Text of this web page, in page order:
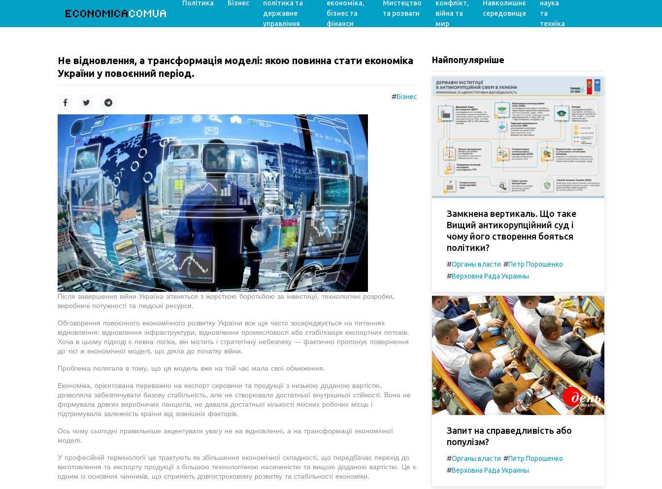
ECONOMICACOMUA
Політика Бізнес
політика та
державне
управління
економіка,
бізнес та
фінанси
Мистецтво
та розваги
конфлікт,
війна та
мир
Навколишнє
середовище
наука
та
техніка
Не відновлення, а трансформація моделі: якою повинна стати економіка
України у повоєнний період.
#Бізнес
Після завершення війни Україна зіткнеться з жорсткою боротьбою за інвестиції, технологічні розробки,
виробничі потужності та людські ресурси.
Обговорення повоєнного економічного розвитку України все ще часто зосереджується на питаннях
відновлення: відновлення інфраструктури, відновлення промисловості або стабілізація експортних потоків.
Хоча в цьому підході є певна логіка, він містить і стратегічну небезпеку — фактично пропонує повернення
до тієї ж економічної моделі, що діяла до початку війни.
Проблема полягала в тому, що ця модель вже на той час мала свої обмеження.
Економіка, орієнтована переважно на експорт сировини та продукції з низькою доданою вартістю,
дозволяла забезпечувати базову стабільність, але не створювала достатньої внутрішньої стійкості. Вона не
формувала довгих виробничих ланцюгів, не давала достатньої кількості якісних робочих місць і
підтримувала залежність країни від зовнішніх факторів.
Ось чому сьогодні правильніше акцентувати увагу не на відновленні, а на трансформації економічної
моделі.
У професійній термінології це трактують як збільшення економічної складності, що передбачає перехід до
виготовлення та експорту продукції з більшою технологічною насиченістю та вищою доданою вартістю. Це є
одним із основних чинників, що сприяють довгостроковому розвитку та стабільності економіки.
Найпопулярніше
Замкнена вертикаль. Що таке
Вищий антикорупційний суд і
чому його створення бояться
політики?
#Органы власти #Петр Порошенко
#Верховна Рада Украины
Запит на справедливість або
популізм?
#Органы власти #Петр Порошенко
#Верховна Рада Украины